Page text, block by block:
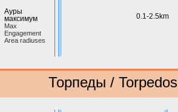
Ауры
максимум
Max
Engagement
Area radiuses
0.1-2.5km
Торпеды / Torpedos